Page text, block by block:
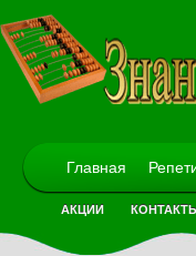
Главная
АКЦИИ